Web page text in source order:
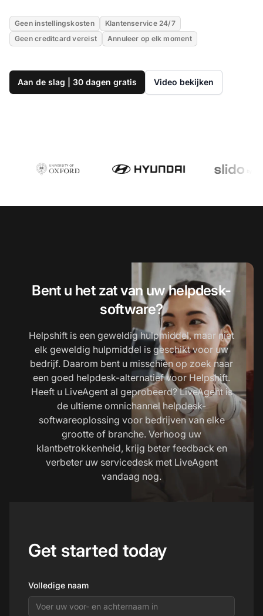
Geen instellingskosten
Klantenservice 24/7
Geen creditcard vereist
Annuleer op elk moment
Aan de slag | 30 dagen gratis Video bekijken
Bent u het zat van uw helpdesk-
software?
Helpshift is een geweldig hulpmiddel, maar niet
elk geweldig hulpmiddel is geschikt voor uw
bedrijf. Daarom bent u misschien op zoek naar
een goed helpdesk-alternatief voor Helpshift.
Heeft u LiveAgent al geprobeerd? LiveAgent is
de ultieme omnichannel helpdesk-
softwareoplossing voor bedrijven van elke
grootte of branche. Verhoog uw
klantbetrokkenheid, krijg beter feedback en
verbeter uw servicedesk met LiveAgent
vandaag nog.
Get started today
Volledige naam